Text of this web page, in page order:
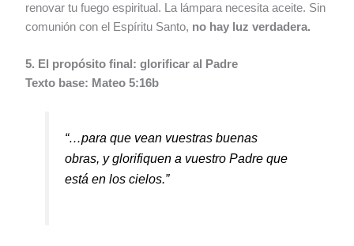
renovar tu fuego espiritual. La lámpara necesita aceite. Sin
comunión con el Espíritu Santo, no hay luz verdadera.
5. El propósito final: glorificar al Padre
Texto base: Mateo 5:16b
“…para que vean vuestras buenas
obras, y glorifiquen a vuestro Padre que
está en los cielos.”